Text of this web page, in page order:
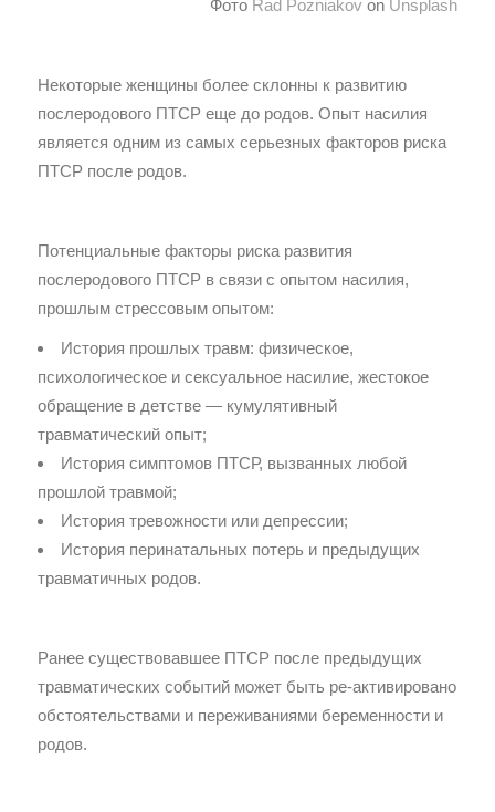
Фото Rad Pozniakov on Unsplash
Некоторые женщины более склонны к развитию
послеродового ПТСР еще до родов. Опыт насилия
является одним из самых серьезных факторов риска
ПТСР после родов.
Потенциальные факторы риска развития
послеродового ПТСР в связи с опытом насилия,
прошлым стрессовым опытом:
История прошлых травм: физическое,
психологическое и сексуальное насилие, жестокое
обращение в детстве — кумулятивный
травматический опыт;
История симптомов ПТСР, вызванных любой
прошлой травмой;
История тревожности или депрессии;
История перинатальных потерь и предыдущих
травматичных родов.
Ранее существовавшее ПТСР после предыдущих
травматических событий может быть ре-активировано
обстоятельствами и переживаниями беременности и
родов.